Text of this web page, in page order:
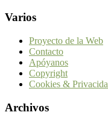
Varios
Proyecto de la Web
Contacto
Apóyanos
Copyright
Cookies &
Archivos